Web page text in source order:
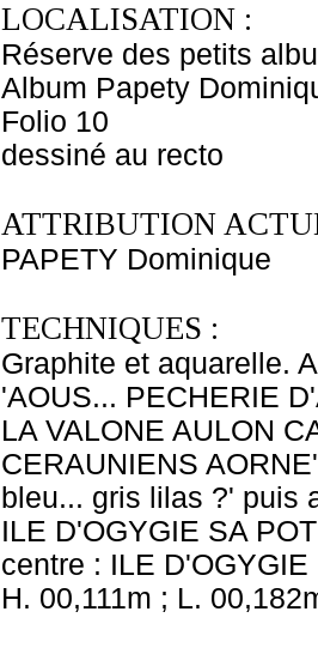
LOCALISATION :
Réserve des petits
Album Papety
Folio 10
dessiné au recto
ATTRIBUTION
PAPETY Dominique
TECHNIQUES :
Graphite et aquarelle.
'AOUS... PECHERIE
LA VALONE AULON
CERAUNIENS
bleu... gris lilas ?' puis
ILE D'OGYGIE SA
centre : ILE D'OGYGIE
H. 00,111m ; L.